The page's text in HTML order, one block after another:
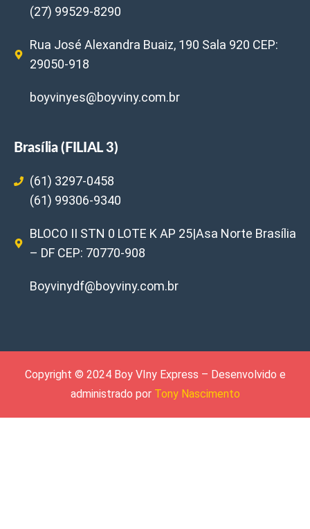
(27) 99529-8290
Rua José Alexandra Buaiz, 190 Sala 920 CEP:
29050-918
boyvinyes@boyviny.com.br
Brasília (FILIAL 3)
(61) 3297-0458
(61) 99306-9340
BLOCO II STN 0 LOTE K AP 25|Asa Norte Brasília
– DF CEP: 70770-908
Boyvinydf@boyviny.com.br
Copyright © 2024 Boy VIny Express – Desenvolvido e
administrado por Tony Nascimento